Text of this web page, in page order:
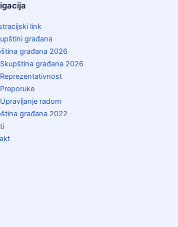
link
građana
građana 2026
Skupština građana 2026
Reprezentativnost
Preporuke
Upravljanje radom
građana 2022